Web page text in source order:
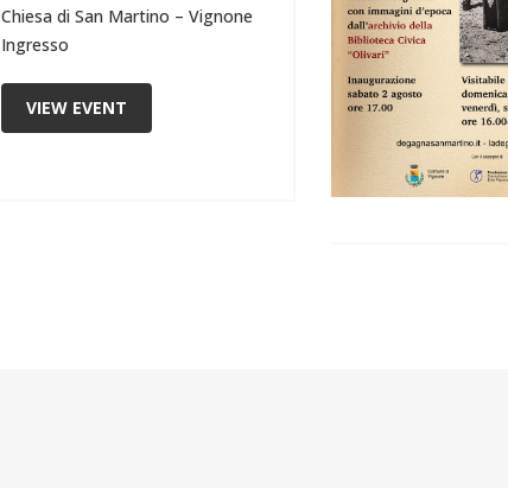
Chiesa di San Martino – Vignone
Ingresso
VIEW EVENT